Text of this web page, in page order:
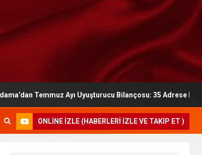
Temmuz Ayı Uyuşturucu Bilançosu: 35 Adrese Eş
ONLINE İZLE (HABERLERI İZLE VE TAKIP ET )